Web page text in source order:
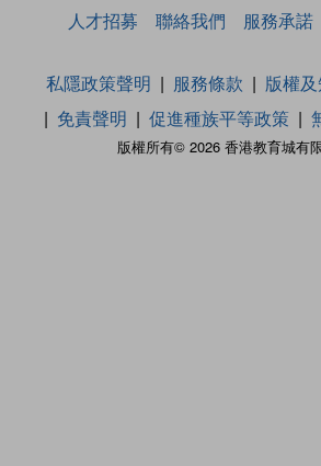
人才招募
聯絡我們 服務承諾
版權所有© 2026 香港教育城有
私隱政策聲明 服務條款
版權
免責聲明
促進種族平等政策